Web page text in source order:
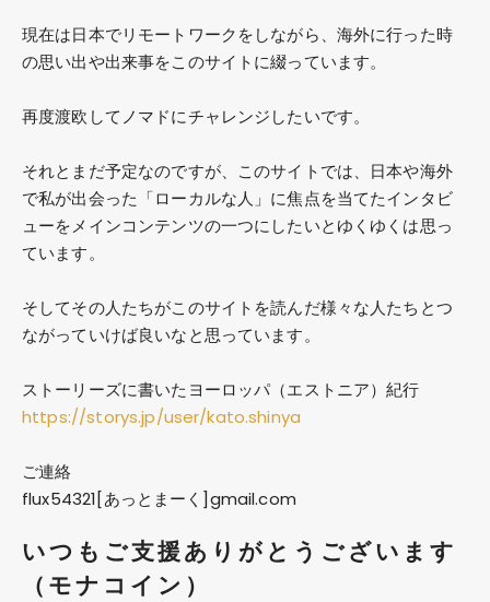
現在は日本でリモートワークをしながら、海外に行った時
の思い出や出来事をこのサイトに綴っています。
再度渡欧してノマドにチャレンジしたいです。
それとまだ予定なのですが、このサイトでは、日本や海外
で私が出会った「ローカルな人」に焦点を当てたインタビ
ューをメインコンテンツの一つにしたいとゆくゆくは思っ
ています。
そしてその人たちがこのサイトを読んだ様々な人たちとつ
ながっていけば良いなと思っています。
ストーリーズに書いたヨーロッパ（エストニア）紀行
https://storys.jp/user/kato.shinya
ご連絡
flux54321[あっとまーく]gmail.com
いつもご支援ありがとうございます
（モナコイン）